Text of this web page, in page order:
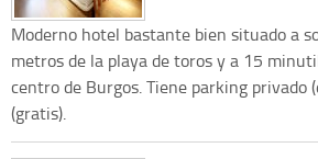
Moderno hotel bastante bien situado a
metros de la playa de toros y a 15
centro de Burgos. Tiene parking privado
(gratis).